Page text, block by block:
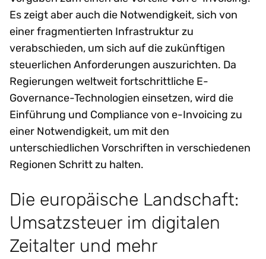
Es zeigt aber auch die Notwendigkeit, sich von
einer fragmentierten Infrastruktur zu
verabschieden, um sich auf die zukünftigen
steuerlichen Anforderungen auszurichten. Da
Regierungen weltweit fortschrittliche E-
Governance-Technologien einsetzen, wird die
Einführung und Compliance von e-Invoicing zu
einer Notwendigkeit, um mit den
unterschiedlichen Vorschriften in verschiedenen
Regionen Schritt zu halten.
Die europäische Landschaft:
Umsatzsteuer im digitalen
Zeitalter und mehr